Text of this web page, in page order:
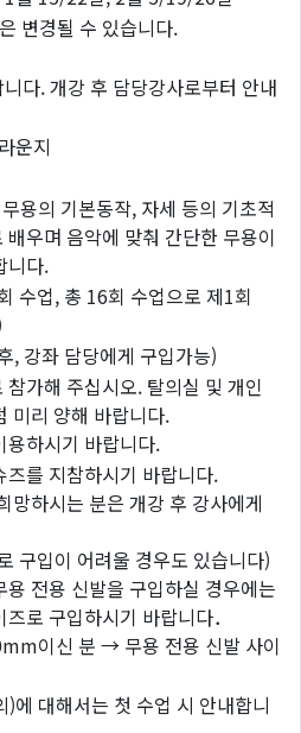
변경될 수 있습니다.
다. 개강 후 담당강사로부터 안내
운지
용의 기본동작, 자세 등의 기초적
우며 음악에 맞춰 간단한 무용이
니다.
수업, 총 16회 수업으로 제1회
, 강좌 담당에게 구입가능)
가해 주십시오. 탈의실 및 개인
미리 양해 바랍니다.
용하시기 바랍니다.
를 지참하시기 바랍니다.
망하시는 분은 개강 후 강사에게
구입이 어려울 경우도 있습니다)
전용 신발을 구입하실 경우에는
로 구입하시기 바랍니다．
이신 분 → 무용 전용 신발 사이
에 대해서는 첫 수업 시 안내합니